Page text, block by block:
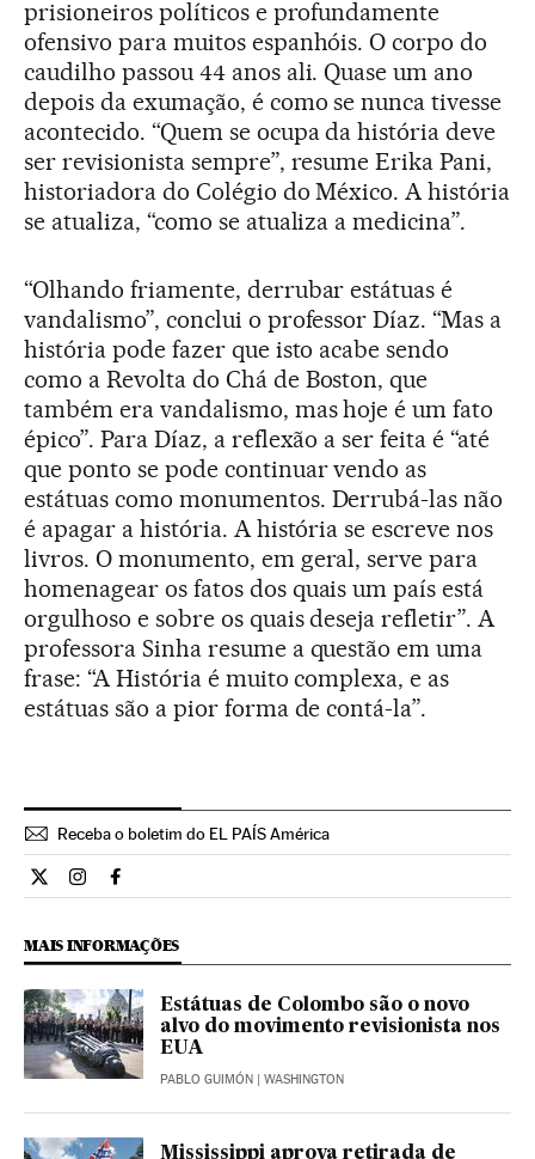
prisioneiros políticos e profundamente
ofensivo para muitos espanhóis. O corpo do
caudilho passou 44 anos ali. Quase um ano
depois da exumação, é como se nunca tivesse
acontecido. “Quem se ocupa da história deve
ser revisionista sempre”, resume Erika Pani,
historiadora do Colégio do México. A história
se atualiza, “como se atualiza a medicina”.
“Olhando friamente, derrubar estátuas é
vandalismo”, conclui o professor Díaz. “Mas a
história pode fazer que isto acabe sendo
como a Revolta do Chá de Boston, que
também era vandalismo, mas hoje é um fato
épico”. Para Díaz, a reflexão a ser feita é “até
que ponto se pode continuar vendo as
estátuas como monumentos. Derrubá-las não
é apagar a história. A história se escreve nos
livros. O monumento, em geral, serve para
homenagear os fatos dos quais um país está
orgulhoso e sobre os quais deseja refletir”. A
professora Sinha resume a questão em uma
frase: “A História é muito complexa, e as
estátuas são a pior forma de contá-la”.
Receba o boletim do EL PAÍS América
Cultura El País Brasil en Twitter
Cultura El País Brasil en Instagram
Cultura El País Brasil en Facebook
MAIS INFORMAÇÕES
Estátuas de Colombo são o novo
alvo do movimento revisionista nos
EUA
PABLO GUIMÓN | WASHINGTON
Mississippi aprova retirada de